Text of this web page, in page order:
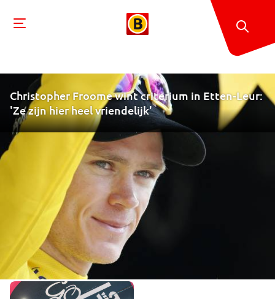
Christopher Froome wint criterium in Etten-Leur:
'Ze zijn hier heel vriendelijk'